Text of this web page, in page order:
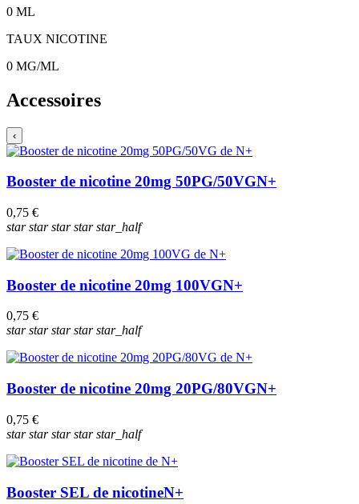
0 ML
TAUX NICOTINE
0 MG/ML
Accessoires
‹
Booster de nicotine 20mg 50PG/50VGN+
0,75 €
starstarstarstarstar_half
Booster de nicotine 20mg 100VGN+
0,75 €
starstarstarstarstar_half
Booster de nicotine 20mg 20PG/80VGN+
0,75 €
starstarstarstarstar_half
Booster SEL de nicotineN+